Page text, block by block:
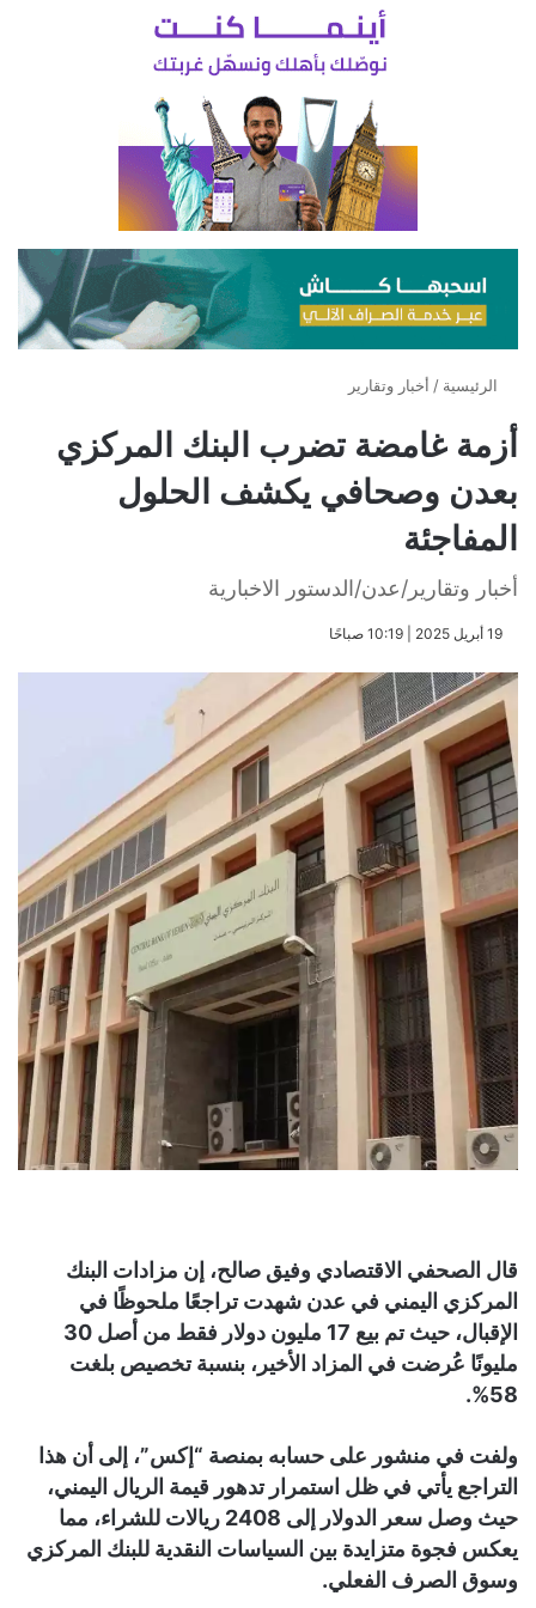
الرئيسية / أخبار وتقارير
أزمة غامضة تضرب البنك المركزي
بعدن وصحافي يكشف الحلول
المفاجئة
أخبار وتقارير/عدن/الدستور الاخبارية
​19 أبريل 2025 | 10:19 صباحًا
قال الصحفي الاقتصادي وفيق صالح، إن مزادات البنك
المركزي اليمني في عدن شهدت تراجعًا ملحوظًا في
الإقبال، حيث تم بيع 17 مليون دولار فقط من أصل 30
مليونًا عُرضت في المزاد الأخير، بنسبة تخصيص بلغت
58%.
ولفت في منشور على حسابه بمنصة “إكس”، إلى أن هذا
التراجع يأتي في ظل استمرار تدهور قيمة الريال اليمني،
حيث وصل سعر الدولار إلى 2408 ريالات للشراء، مما
يعكس فجوة متزايدة بين السياسات النقدية للبنك المركزي
وسوق الصرف الفعلي.